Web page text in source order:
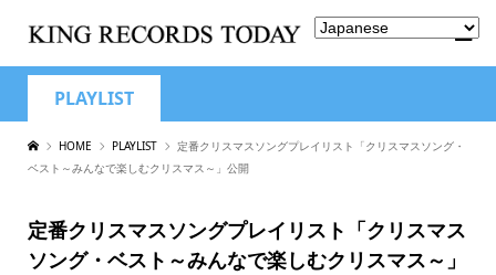
PLAYLIST
HOME PLAYLIST
定番クリスマスソングプレイリスト「クリスマスソング・
ベスト～みんなで楽しむクリスマス～」公開
定番クリスマスソングプレイリスト「クリスマス
ソング・ベスト～みんなで楽しむクリスマス～」